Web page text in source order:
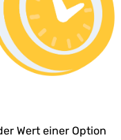
Wert einer Option